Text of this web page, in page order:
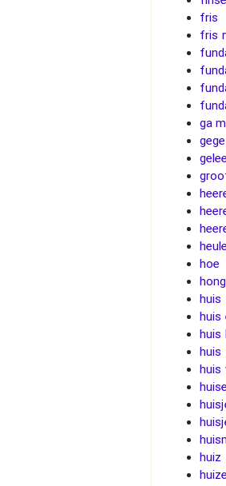
fris
fris
ga
heule
hoe
huis
huis
huis
huis
huis
huise
huiz